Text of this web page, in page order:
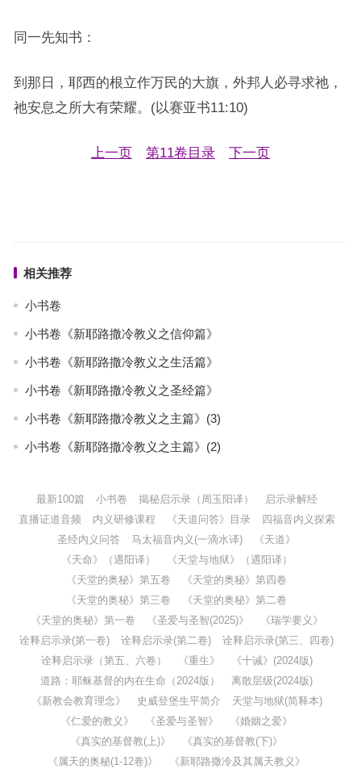
同一先知书：
到那日，耶西的根立作万民的大旗，外邦人必寻求祂，
祂安息之所大有荣耀。(以赛亚书11:10)
上一页 第11卷目录 下一页
相关推荐
小书卷
小书卷《新耶路撒冷教义之信仰篇》
小书卷《新耶路撒冷教义之生活篇》
小书卷《新耶路撒冷教义之圣经篇》
小书卷《新耶路撒冷教义之主篇》(3)
小书卷《新耶路撒冷教义之主篇》(2)
最新100篇 小书卷 揭秘启示录（周玉阳译）
启示录解经
直播证道音频
内义研修课程 《天道问答》目录
四福音内义探索
圣经内义问答
马太福音内义(一滴水译)
《天道》
《天命》（遇阳译）
《天堂与地狱》（遇阳译）
《天堂的奥秘》第五卷
《天堂的奥秘》第四卷
《天堂的奥秘》第三卷
《天堂的奥秘》第二卷
《天堂的奥秘》第一卷
《圣爱与圣智(2025)》
《瑞学要义》
诠释启示录(第一卷)
诠释启示录(第二卷)
诠释启示录(第三、四卷)
诠释启示录（第五、六卷）
《重生》
《十诫》(2024版)
道路：耶稣基督的内在生命（2024版）
离散层级(2024版)
《新教会教育理念》
史威登堡生平简介
天堂与地狱(简释本)
《仁爱的教义》
《圣爱与圣智》
《婚姻之爱》
《真实的基督教(上)》
《真实的基督教(下)》
《属天的奥秘(1-12卷)》
《新耶路撒冷及其属天教义》